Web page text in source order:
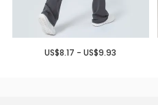
US$8.17 - US$9.93